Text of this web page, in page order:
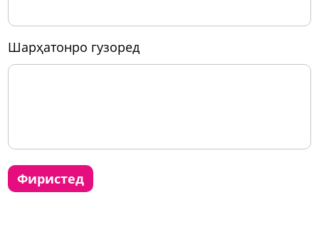
шарҳатонро гузоред
фиристед